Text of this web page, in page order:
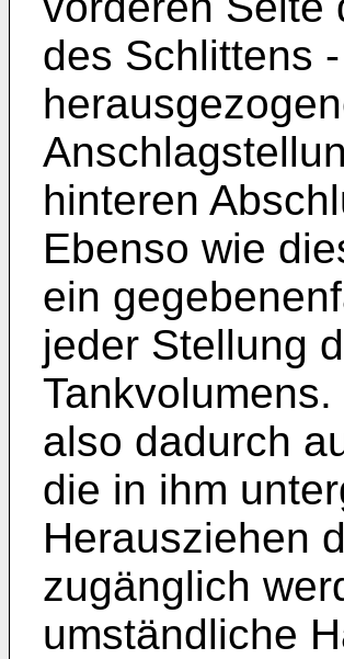
des Schlittens
hinteren
Ebenso wie
ein
jeder Stellung
also dadurch
die in ihm
Herausziehen
zugänglich
umständliche